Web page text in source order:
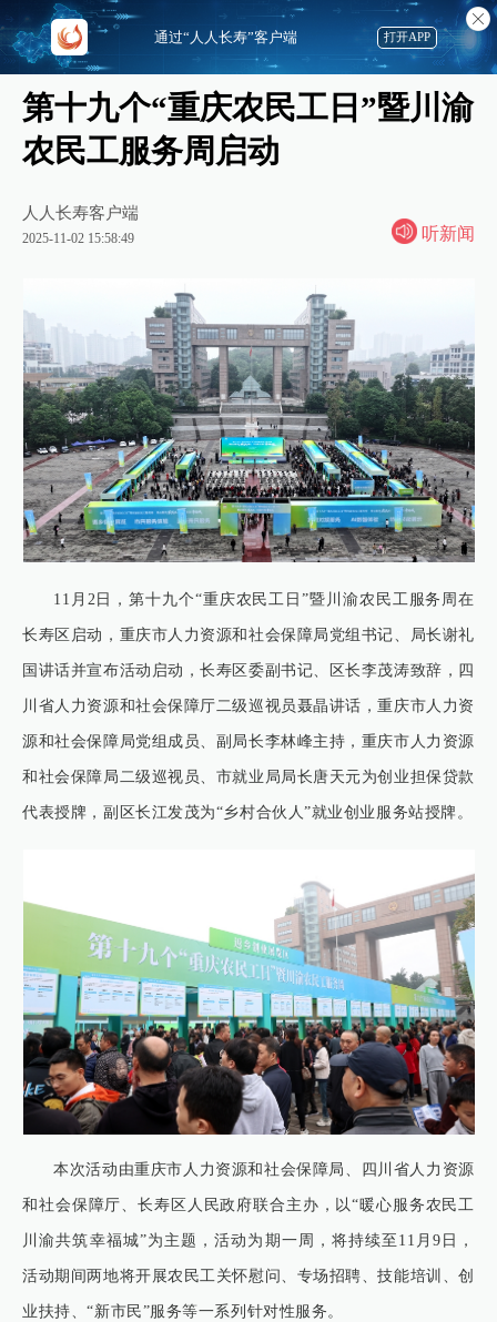
第十九个“重庆农民工日”暨川渝
农民工服务周启动
人人长寿客户端
2025-11-02 15:58:49 听新闻
11月2日，第十九个“重庆农民工日”暨川渝农民工服务周在
长寿区启动，重庆市人力资源和社会保障局党组书记、局长谢礼
国讲话并宣布活动启动，长寿区委副书记、区长李茂涛致辞，四
川省人力资源和社会保障厅二级巡视员聂晶讲话，重庆市人力资
源和社会保障局党组成员、副局长李林峰主持，重庆市人力资源
和社会保障局二级巡视员、市就业局局长唐天元为创业担保贷款
代表授牌，副区长江发茂为“乡村合伙人”就业创业服务站授牌。
本次活动由重庆市人力资源和社会保障局、四川省人力资源
和社会保障厅、长寿区人民政府联合主办，以“暖心服务农民工
川渝共筑幸福城”为主题，活动为期一周，将持续至11月9日，
活动期间两地将开展农民工关怀慰问、专场招聘、技能培训、创
业扶持、“新市民”服务等一系列针对性服务。
通过“人人长寿”客户端 打开APP